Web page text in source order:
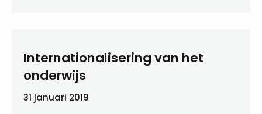
Internationalisering van het
onderwijs
31 januari 2019